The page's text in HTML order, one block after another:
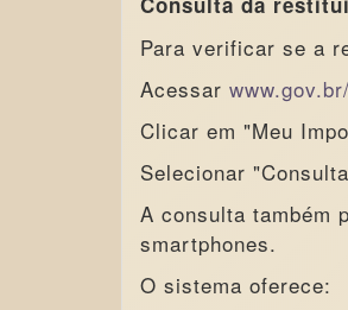
Para verificar se a
Acessar
Clicar em "Meu
Selecionar
A consulta também
smartphones.
O sistema oferece: